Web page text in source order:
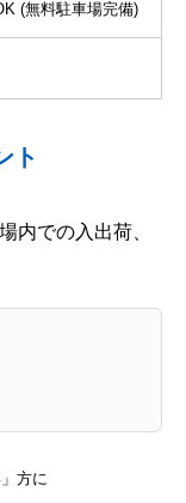
(無料駐車場完備)
ト
内での入出荷、
方に